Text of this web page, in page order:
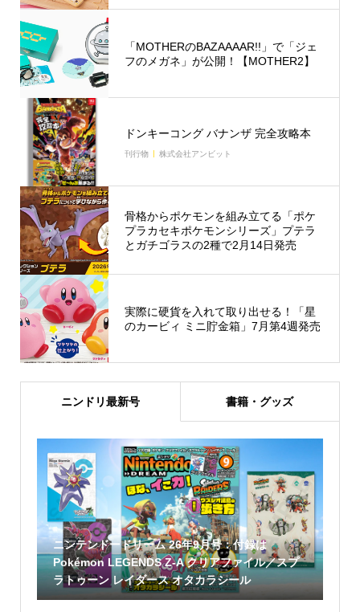
「MOTHERのBAZAAAAR!!」で「ジェ
フのメガネ」が公開！【MOTHER2】
ドンキーコング バナンザ 完全攻略本
刊行物 株式会社アンビット
骨格からポケモンを組み立てる「ポケ
プラカセキポケモンシリーズ」プテラ
とガチゴラスの2種で2月14日発売
実際に硬貨を入れて取り出せる！「星
のカービィ ミニ貯金箱」7月第4週発売
ニンドリ最新号 書籍・グッズ
ニンテンドードリーム 26年9月号：付録は
Pokémon LEGENDS Z-A クリアファイル／スプ
ラトゥーン レイダース オタカラシール